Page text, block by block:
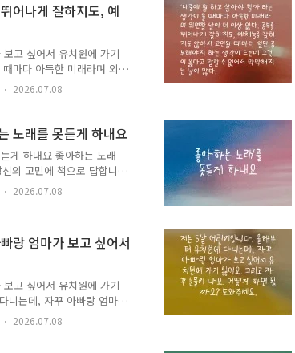
남긴 분에게 추천 도서를
강릉 지역 7곳에서 진행
습..
어나게 잘하지도, 예
고 싶어서 유치원에 가기
마다 아득한 미래라며 외
체능을 잘하지도 않아서
것이 옳다고 말할 수 없어
게 갈게.✍️ 고민에 어울리는
요.🎁 여러분이 남겨주신
이정표가 되어줄 예정입
천해주신 분..
2026.07.08
노래를 못듣게 하내요
게 하내요 좋아하는 노래
의 고민에 책으로 답합니
.✍️ 고민에 어울리는 책과
여러분이 남겨주신 추천
.🕰️ 이 고민은 2026년 5월
책 이음] 프로그램을 통
접 방..
2026.07.08
랑 엄마가 보고 싶어서
고 싶어서 유치원에 가기
니는데, 자꾸 아빠랑 엄마
물이 나요. 어떻게 하면 될
의 고민에 책으로 답합니
2026.07.08